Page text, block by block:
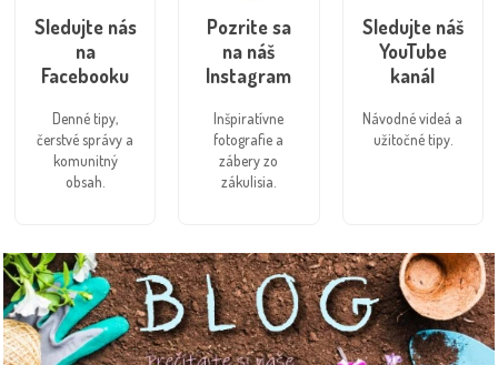
Sledujte nás
na
Facebooku
Denné tipy,
čerstvé správy a
komunitný
obsah.
Pozrite sa
na náš
Instagram
Inšpiratívne
fotografie a
zábery zo
zákulisia.
Sledujte náš
YouTube
kanál
Návodné videá a
užitočné tipy.